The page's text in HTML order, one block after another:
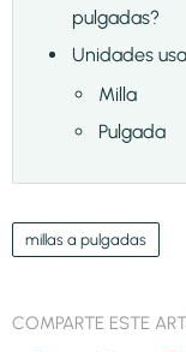
pulgadas?
Unidades
Milla
Pulgada
millas a pulgadas
COMPARTE ESTE